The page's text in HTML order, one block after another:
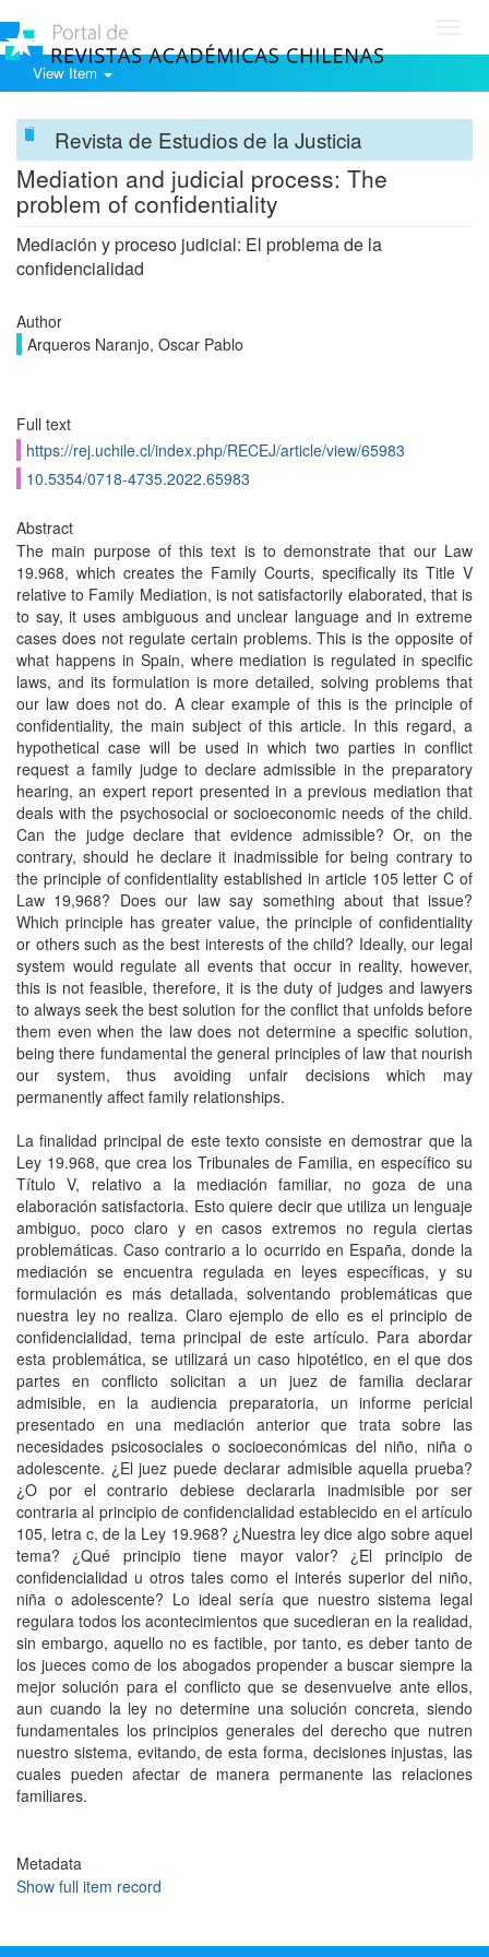
View Item
Revista de Estudios de la Justicia
Mediation and judicial process: The
problem of confidentiality
Mediación y proceso judicial: El problema de la
confidencialidad
Author
Arqueros Naranjo, Oscar Pablo
Full text
https://rej.uchile.cl/index.php/RECEJ/article/view/65983
10.5354/0718-4735.2022.65983
Abstract
The main purpose of this text is to demonstrate that our Law
19.968, which creates the Family Courts, specifically its Title V
relative to Family Mediation, is not satisfactorily elaborated, that is
to say, it uses ambiguous and unclear language and in extreme
cases does not regulate certain problems. This is the opposite of
what happens in Spain, where mediation is regulated in specific
laws, and its formulation is more detailed, solving problems that
our law does not do. A clear example of this is the principle of
confidentiality, the main subject of this article. In this regard, a
hypothetical case will be used in which two parties in conflict
request a family judge to declare admissible in the preparatory
hearing, an expert report presented in a previous mediation that
deals with the psychosocial or socioeconomic needs of the child.
Can the judge declare that evidence admissible? Or, on the
contrary, should he declare it inadmissible for being contrary to
the principle of confidentiality established in article 105 letter C of
Law 19,968? Does our law say something about that issue?
Which principle has greater value, the principle of confidentiality
or others such as the best interests of the child? Ideally, our legal
system would regulate all events that occur in reality, however,
this is not feasible, therefore, it is the duty of judges and lawyers
to always seek the best solution for the conflict that unfolds before
them even when the law does not determine a specific solution,
being there fundamental the general principles of law that nourish
our system, thus avoiding unfair decisions which may
permanently affect family relationships.
La finalidad principal de este texto consiste en demostrar que la
Ley 19.968, que crea los Tribunales de Familia, en específico su
Título V, relativo a la mediación familiar, no goza de una
elaboración satisfactoria. Esto quiere decir que utiliza un lenguaje
ambiguo, poco claro y en casos extremos no regula ciertas
problemáticas. Caso contrario a lo ocurrido en España, donde la
mediación se encuentra regulada en leyes específicas, y su
formulación es más detallada, solventando problemáticas que
nuestra ley no realiza. Claro ejemplo de ello es el principio de
confidencialidad, tema principal de este artículo. Para abordar
esta problemática, se utilizará un caso hipotético, en el que dos
partes en conflicto solicitan a un juez de familia declarar
admisible, en la audiencia preparatoria, un informe pericial
presentado en una mediación anterior que trata sobre las
necesidades psicosociales o socioeconómicas del niño, niña o
adolescente. ¿El juez puede declarar admisible aquella prueba?
¿O por el contrario debiese declararla inadmisible por ser
contraria al principio de confidencialidad establecido en el artículo
105, letra c, de la Ley 19.968? ¿Nuestra ley dice algo sobre aquel
tema? ¿Qué principio tiene mayor valor? ¿El principio de
confidencialidad u otros tales como el interés superior del niño,
niña o adolescente? Lo ideal sería que nuestro sistema legal
regulara todos los acontecimientos que sucedieran en la realidad,
sin embargo, aquello no es factible, por tanto, es deber tanto de
los jueces como de los abogados propender a buscar siempre la
mejor solución para el conflicto que se desenvuelve ante ellos,
aun cuando la ley no determine una solución concreta, siendo
fundamentales los principios generales del derecho que nutren
nuestro sistema, evitando, de esta forma, decisiones injustas, las
cuales pueden afectar de manera permanente las relaciones
familiares.
Metadata
Show full item record